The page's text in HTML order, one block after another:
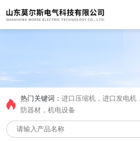
热门关键词：进口压缩机，进口发电机
防器材，机电设备